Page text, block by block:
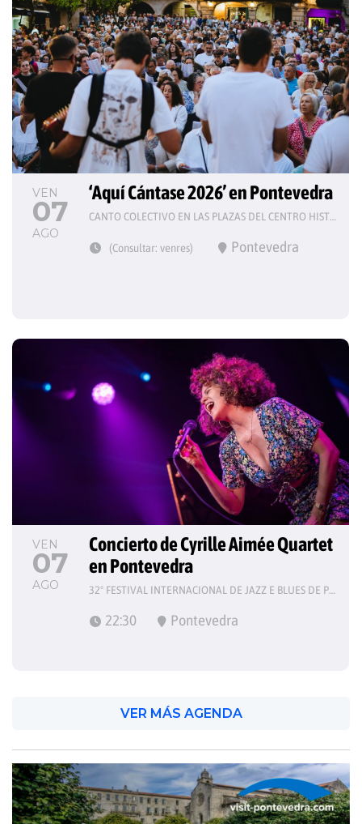
VEN
07
AGO
‘Aquí Cántase 2026’ en Pontevedra
CANTO COLECTIVO EN LAS PLAZAS DEL CENTRO HISTÓRICO
(Consultar: venres) Pontevedra
VEN
07
AGO
Concierto de Cyrille Aimée Quartet
en Pontevedra
32º FESTIVAL INTERNACIONAL DE JAZZ E BLUES DE PONTEVEDRA
22:30 Pontevedra
VER MÁS AGENDA